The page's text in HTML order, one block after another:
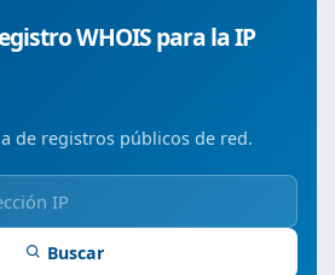
WHOIS para la IP
de registros públicos de red.
Buscar